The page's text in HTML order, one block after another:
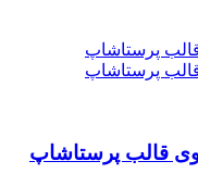
قالب پرستاشاپ